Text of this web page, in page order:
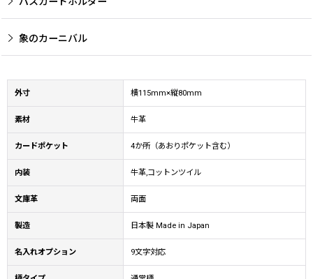
象のカーニバル
外寸 横115mm×縦80mm
素材 牛革
カードポケット 4か所（あおりポケット含む）
内装 牛革,コットンツイル
文庫革 両面
製造 日本製 Made in Japan
名入れオプション 9文字対応